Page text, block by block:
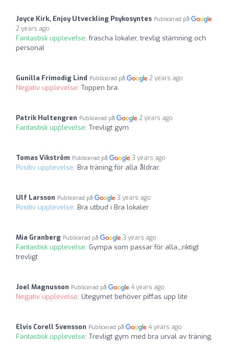
Joyce Kirk, Enjoy Utveckling Psykosyntes Publicerad på
2 years ago
Fantastisk upplevelse: fräscha lokaler, trevlig stämning och
personal
Gunilla Frimodig Lind Publicerad på 2 years ago
Negativ upplevelse: Toppen bra.
Patrik Hultengren Publicerad på 2 years ago
Fantastisk upplevelse: Trevligt gym
Tomas Vikström Publicerad på 3 years ago
Positiv upplevelse: Bra träning för alla åldrar.
Ulf Larsson Publicerad på 3 years ago
Positiv upplevelse: Bra utbud i Bra lokaler
Mia Granberg Publicerad på 3 years ago
Fantastisk upplevelse: Gympa som passar för alla,,,riktigt
trevligt
Joel Magnusson Publicerad på 4 years ago
Negativ upplevelse: Utegymet behöver piffas upp lite
Elvis Corell Svensson Publicerad på 4 years ago
Fantastisk upplevelse: Trevligt gym med bra urval av träning.